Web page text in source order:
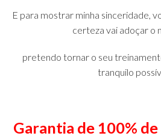
E para mostrar minha sinceridade,
certeza vai adoçar o
pretendo tornar o seu
tranquilo
Garantia de 100%